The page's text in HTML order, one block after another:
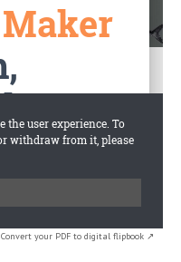
Convert your PDF to digital flipbook ↗